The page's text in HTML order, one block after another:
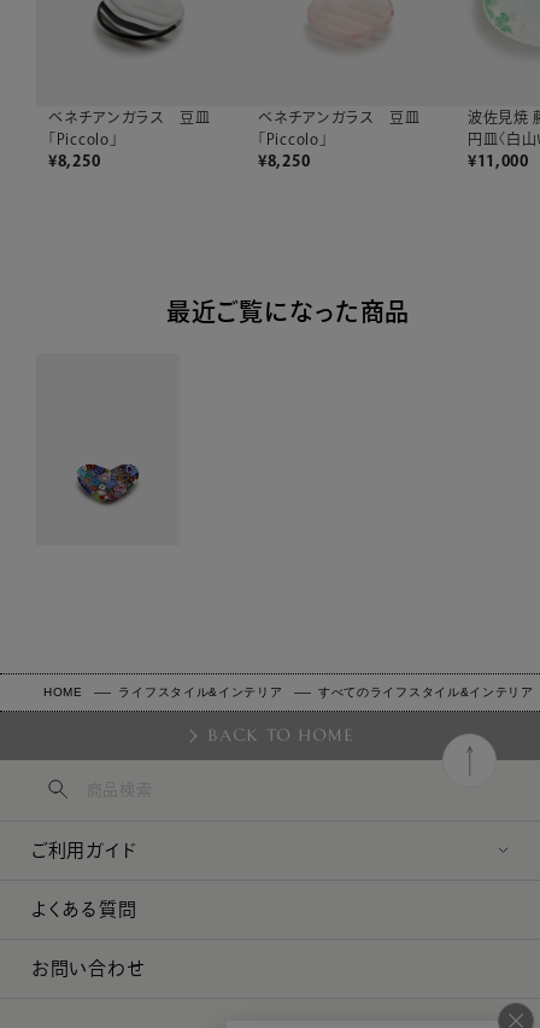
ベネチアンガラス 豆皿
「Piccolo」
¥8,250
ベネチアンガラス 豆皿
「Piccolo」
¥8,250
波佐見焼
円皿〈白山
¥11,000
最近ご覧になった商品
HOME ライフスタイル&インテリア すべてのライフスタイル&インテリア
BACK TO HOME
ご利用ガイド
よくある質問
お問い合わせ